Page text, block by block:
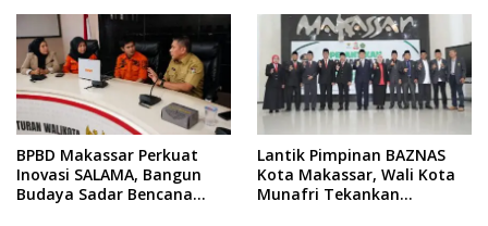
BPBD Makassar Perkuat
Inovasi SALAMA, Bangun
Budaya Sadar Bencana
Lantik Pimpinan BAZNAS
Kota Makassar, Wali Kota
Munafri Tekankan